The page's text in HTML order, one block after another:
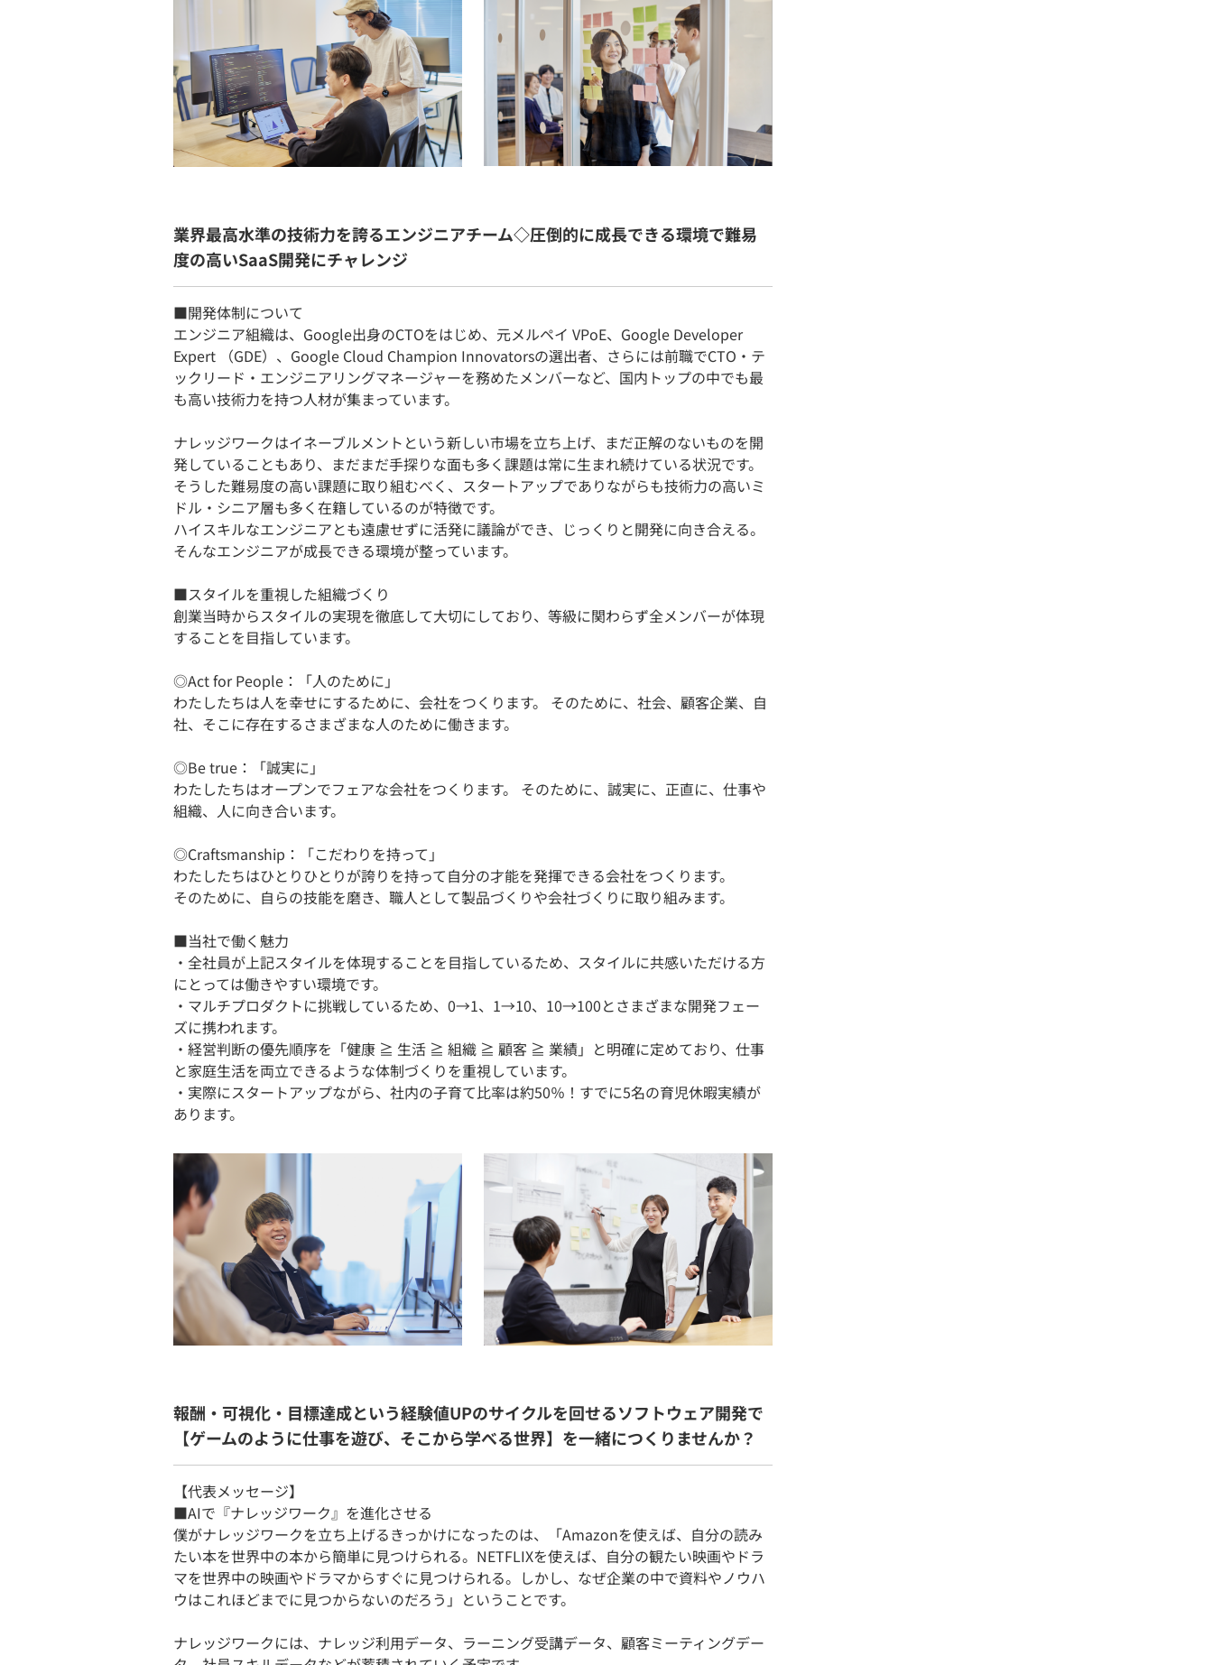
業界最高水準の技術力を誇るエンジニアチーム◇圧倒的に成長できる環境で難易
度の高いSaaS開発にチャレンジ
■開発体制について
エンジニア組織は、Google出身のCTOをはじめ、元メルペイ VPoE、Google Developer
Expert （GDE）、Google Cloud Champion Innovatorsの選出者、さらには前職でCTO・テ
ックリード・エンジニアリングマネージャーを務めたメンバーなど、国内トップの中でも最
も高い技術力を持つ人材が集まっています。
ナレッジワークはイネーブルメントという新しい市場を立ち上げ、まだ正解のないものを開
発していることもあり、まだまだ手探りな面も多く課題は常に生まれ続けている状況です。
そうした難易度の高い課題に取り組むべく、スタートアップでありながらも技術力の高いミ
ドル・シニア層も多く在籍しているのが特徴です。
ハイスキルなエンジニアとも遠慮せずに活発に議論ができ、じっくりと開発に向き合える。
そんなエンジニアが成長できる環境が整っています。
■スタイルを重視した組織づくり
創業当時からスタイルの実現を徹底して大切にしており、等級に関わらず全メンバーが体現
することを目指しています。
◎Act for People：「人のために」
わたしたちは人を幸せにするために、会社をつくります。 そのために、社会、顧客企業、自
社、そこに存在するさまざまな人のために働きます。
◎Be true：「誠実に」
わたしたちはオープンでフェアな会社をつくります。 そのために、誠実に、正直に、仕事や
組織、人に向き合います。
◎Craftsmanship：「こだわりを持って」
わたしたちはひとりひとりが誇りを持って自分の才能を発揮できる会社をつくります。
そのために、自らの技能を磨き、職人として製品づくりや会社づくりに取り組みます。
■当社で働く魅力
・全社員が上記スタイルを体現することを目指しているため、スタイルに共感いただける方
にとっては働きやすい環境です。
・マルチプロダクトに挑戦しているため、0→1、1→10、10→100とさまざまな開発フェー
ズに携われます。
・経営判断の優先順序を「健康 ≧ 生活 ≧ 組織 ≧ 顧客 ≧ 業績」と明確に定めており、仕事
と家庭生活を両立できるような体制づくりを重視しています。
・実際にスタートアップながら、社内の子育て比率は約50％！すでに5名の育児休暇実績が
あります。
報酬・可視化・目標達成という経験値UPのサイクルを回せるソフトウェア開発で
【ゲームのように仕事を遊び、そこから学べる世界】を一緒につくりませんか？
【代表メッセージ】
■AIで『ナレッジワーク』を進化させる
僕がナレッジワークを立ち上げるきっかけになったのは、「Amazonを使えば、自分の読み
たい本を世界中の本から簡単に見つけられる。NETFLIXを使えば、自分の観たい映画やドラ
マを世界中の映画やドラマからすぐに見つけられる。しかし、なぜ企業の中で資料やノウハ
ウはこれほどまでに見つからないのだろう」ということです。
ナレッジワークには、ナレッジ利用データ、ラーニング受講データ、顧客ミーティングデー